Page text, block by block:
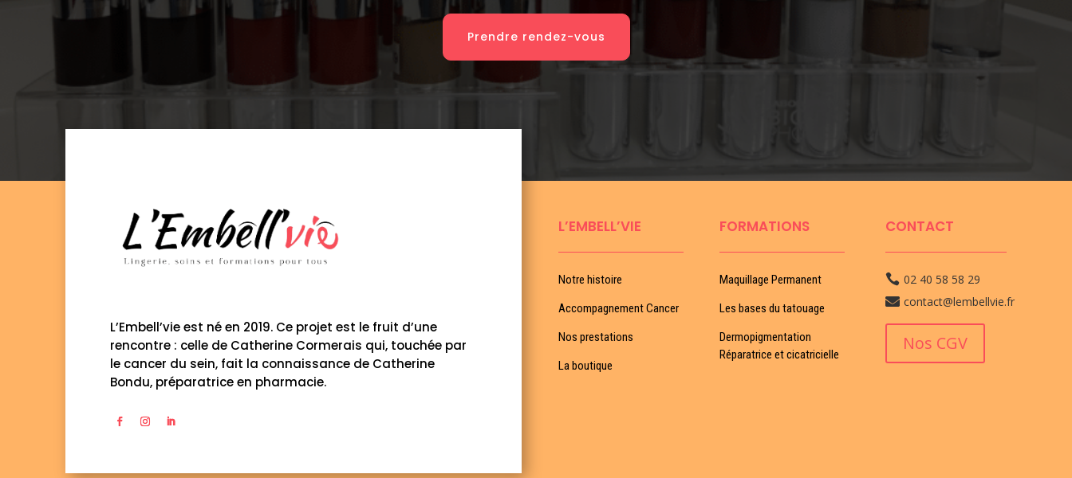
Prendre rendez-vous
L’Embell’vie est né en 2019. Ce projet est le fruit d’une
rencontre : celle de Catherine Cormerais qui, touchée par
le cancer du sein, fait la connaissance de Catherine
Bondu, préparatrice en pharmacie.
L’EMBELL’VIE
Notre histoire
Accompagnement Cancer
Nos prestations
La boutique
FORMATIONS
Maquillage Permanent
Les bases du tatouage
Dermopigmentation
Réparatrice et cicatricielle
CONTACT
 02 40 58 58 29
 contact@lembellvie.fr
Nos CGV